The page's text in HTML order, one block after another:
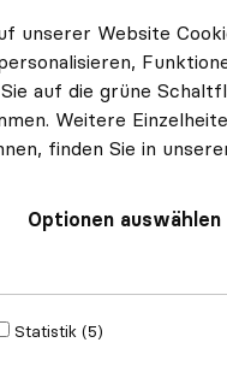
unserer Website
auf die grüne
Weitere
finden Sie in
Optionen auswählen
Statistik (5)